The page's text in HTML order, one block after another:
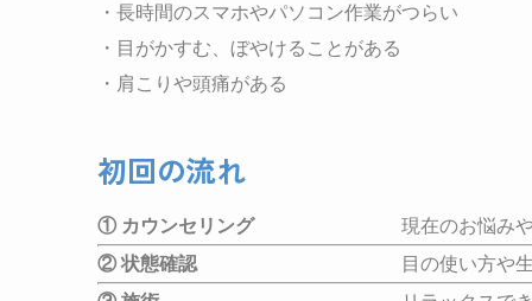
・長時間のスマホやパソコン作業がつらい
・目がかすむ、ぼやけることがある
・肩こりや頭痛がある
初回の流れ
① カウンセリング
現在のお悩みや、目の
② 状態確認
目の使い方や生活習慣を確